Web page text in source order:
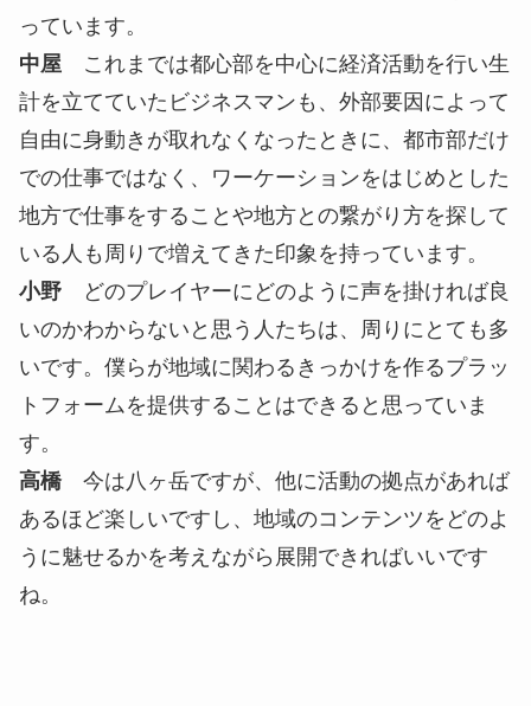
していて。僕たちが活動する中でモノの行き来が生
まれ、長野で新たな産業の創出ができるプロジェク
トを作りたいと思っています。
中屋地域経済の発展を考えると、関係人口を増や
すことは必要になってきますよね。人が移動するこ
とで経済が動き、モノを生み出し消費地で販売する
ことでお金が循環する。そういった環境を作れたら
チャレンジしやすくなると思いました。
高橋 現在はゴルフ場やリゾート施設、研修施設な
どの場所や、地域との繋がりができています。撮影
で使用する機会もあれば、ポップアップイベント
（※期間限定のイベント）を大きな場所で行うな
ど、さまざまな使い方が考えられる中で、いろいろ
ディスカッションをさせていただき関係性が築かれ
てきた気がしていて。その結果、他地域から人が訪
れて地域に良い経済をもたらせたらベストかなと思